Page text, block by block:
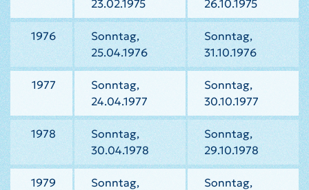
23.02.1975 26.10.1975
1976
Sonntag,
25.04.1976
Sonntag,
31.10.1976
1977
Sonntag,
24.04.1977
Sonntag,
30.10.1977
1978
Sonntag,
30.04.1978
Sonntag,
29.10.1978
1979
Sonntag,
Sonntag,